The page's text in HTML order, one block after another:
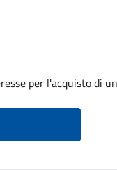
per l'acquisto di